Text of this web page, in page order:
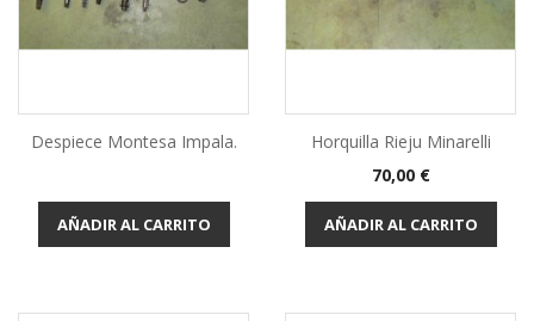
Despiece Montesa Impala.
AÑADIR AL CARRITO
Horquilla Rieju Minarelli
Precio
70,00 €
AÑADIR AL CARRITO